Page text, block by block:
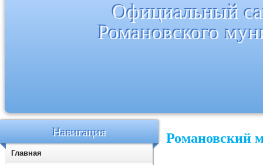
Официальный
Романовского
Романовский
Навигация
Главная